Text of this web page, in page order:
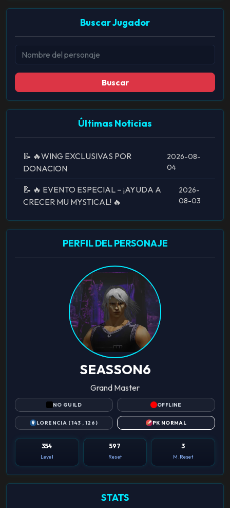
Buscar Jugador
Buscar
Últimas Noticias
📝 🔥WING EXCLUSIVAS POR
DONACION
2026-08-
04
📝 🔥 EVENTO ESPECIAL – ¡AYUDA A
CRECER MU MYSTICAL! 🔥
2026-
08-03
PERFIL DEL PERSONAJE
SEASSON6
Grand Master
NO GUILD OFFLINE
LORENCIA ( 143 , 126 ) PK NORMAL
354
Level
597
Reset
3
M.Reset
STATS